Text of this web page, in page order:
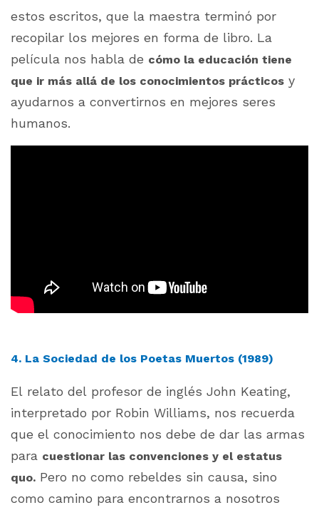
estos escritos, que la maestra terminó por
recopilar los mejores en forma de libro. La
película nos habla de cómo la educación tiene
que ir más allá de los conocimientos prácticos y
ayudarnos a convertirnos en mejores seres
humanos.
4. La Sociedad de los Poetas Muertos (1989)
El relato del profesor de inglés John Keating,
interpretado por Robin Williams, nos recuerda
que el conocimiento nos debe de dar las armas
para cuestionar las convenciones y el estatus
quo. Pero no como rebeldes sin causa, sino
como camino para encontrarnos a nosotros